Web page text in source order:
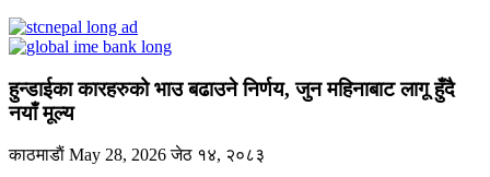
हुन्डाईका कारहरुको भाउ बढाउने निर्णय, जुन महिनाबाट लागू हुँदै
नयाँ मूल्य
काठमाडाैं May 28, 2026जेठ १४, २०८३